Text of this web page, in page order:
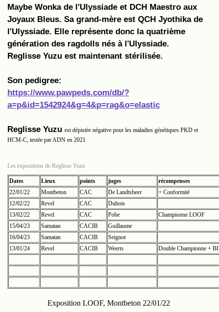
Maybe Wonka de l'Ulyssiade et DCH Maestro aux
Joyaux Bleus. Sa grand-mère est QCH Jyothika de
l'Ulyssiade. Elle représente donc la quatrième
génération des ragdolls nés à l'Ulyssiade.
Reglisse Yuzu est maintenant stérilisée.
Son pedigree:
https://www.pawpeds.com/db/?
a=p&id=1542924&g=4&p=rag&o=elastic
Reglisse Yuzu est dépistée négative pour les maladies génétiques PKD et
HCM-C, testée par ADN en 2021
Les expositions de Reglisse Yuzu
Dates Lieux points juges
récompenses
22/01/22
Montbeton CAC De Landtsheer
+ Conformité
12/02/22
Revel CAC
Dubois
13/02/22
Revel CAC Pobe
Championne LOOF
15/04/23
Samatan CACIB
Guillaume
16/04/23
Samatan CACIB
Seignot
13/01/24
Revel CACIB Weerts Double Championne +
Exposition LOOF, Montbeton 22/01/22